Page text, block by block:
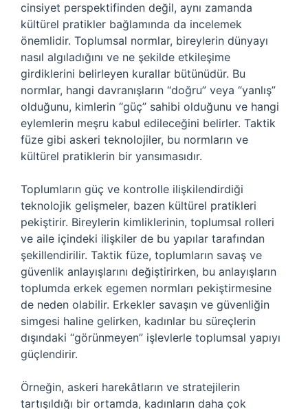
cinsiyet perspektifinden değil, aynı zamanda
kültürel pratikler bağlamında da incelemek
önemlidir. Toplumsal normlar, bireylerin dünyayı
nasıl algıladığını ve ne şekilde etkileşime
girdiklerini belirleyen kurallar bütünüdür. Bu
normlar, hangi davranışların “doğru” veya “yanlış”
olduğunu, kimlerin “güç” sahibi olduğunu ve hangi
eylemlerin meşru kabul edileceğini belirler. Taktik
füze gibi askeri teknolojiler, bu normların ve
kültürel pratiklerin bir yansımasıdır.
Toplumların güç ve kontrolle ilişkilendirdiği
teknolojik gelişmeler, bazen kültürel pratikleri
pekiştirir. Bireylerin kimliklerinin, toplumsal rolleri
ve aile içindeki ilişkiler de bu yapılar tarafından
şekillendirilir. Taktik füze, toplumların savaş ve
güvenlik anlayışlarını değiştirirken, bu anlayışların
toplumda erkek egemen normları pekiştirmesine
de neden olabilir. Erkekler savaşın ve güvenliğin
simgesi haline gelirken, kadınlar bu süreçlerin
dışındaki “görünmeyen” işlevlerle toplumsal yapıyı
güçlendirir.
Örneğin, askeri harekâtların ve stratejilerin
tartışıldığı bir ortamda, kadınların daha çok